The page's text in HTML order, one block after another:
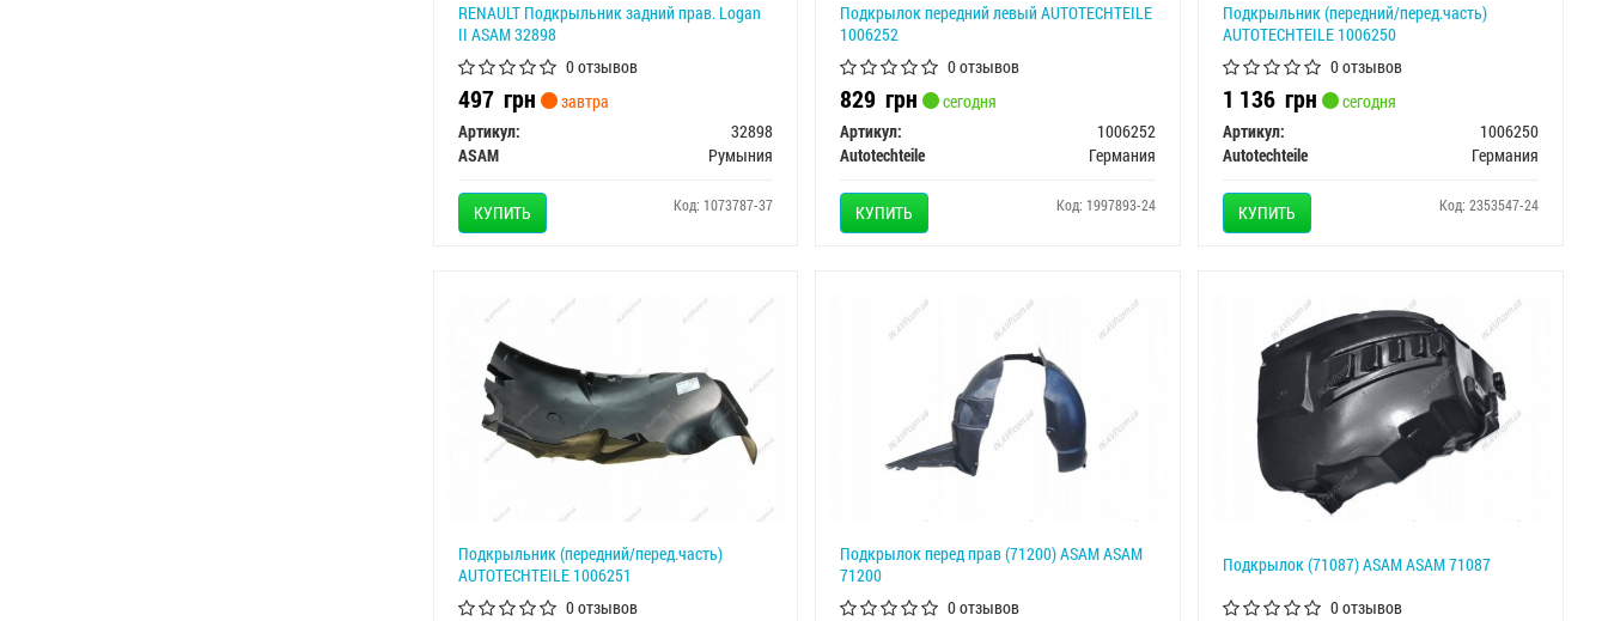
RENAULT Подкрыльник задний прав. Logan
II ASAM 32898
0 отзывов
497 грн
завтра
Артикул:
32898
ASAM
Румыния
КУПИТЬ Код: 1073787-37
Подкрылок передний левый AUTOTECHTEILE
1006252
0 отзывов
829грн
сегодня
Артикул:
1006252
Autotechteile
Германия
КУПИТЬ Код: 1997893-24
Подкрыльник (передний/перед.часть)
AUTOTECHTEILE 1006250
0 отзывов
1 136грн
сегодня
Артикул:
1006250
Autotechteile
Германия
КУПИТЬ Код: 2353547-24
Подкрыльник (передний/перед.часть)
AUTOTECHTEILE 1006251
0 отзывов
Подкрылок перед прав (71200) ASAM ASAM
71200
0 отзывов
Подкрылок (71087) ASAM ASAM 71087
0 отзывов